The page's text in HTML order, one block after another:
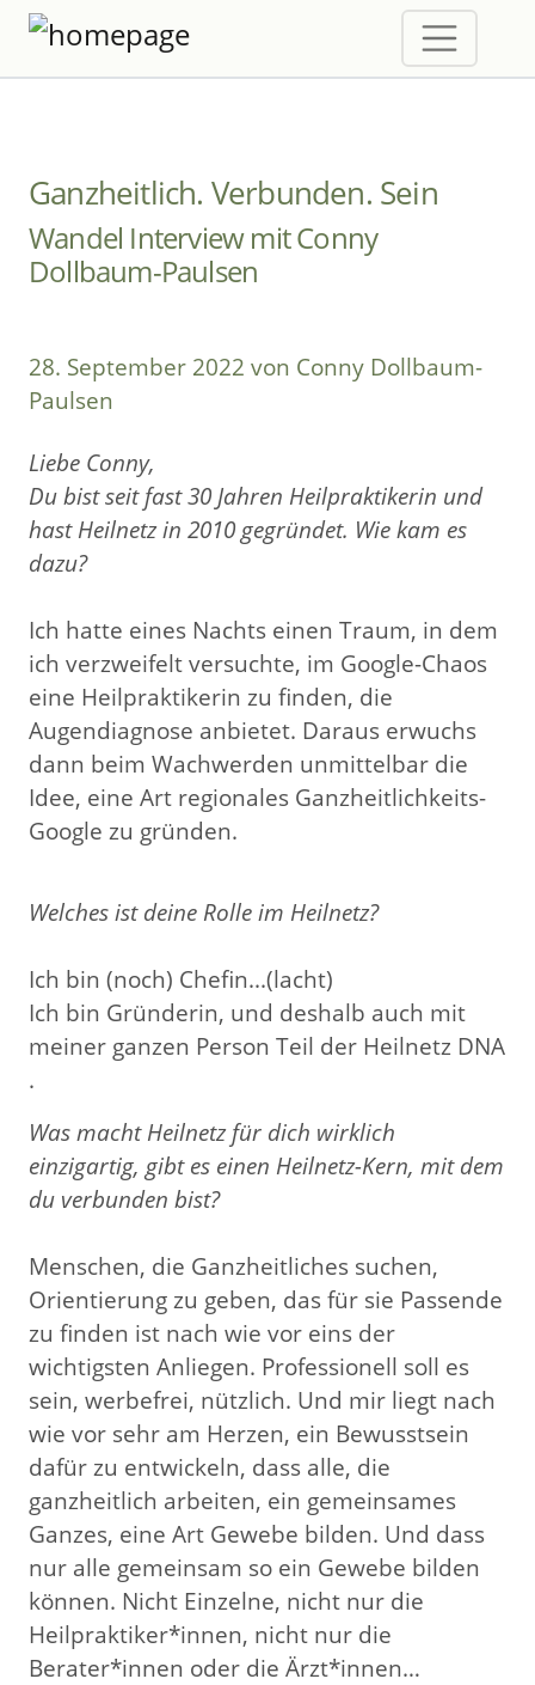
Ganzheitlich. Verbunden. Sein
Wandel Interview mit Conny
Dollbaum-Paulsen
28. September 2022 von Conny Dollbaum-
Paulsen
Liebe Conny,
Du bist seit fast 30 Jahren Heilpraktikerin und
hast Heilnetz in 2010 gegründet. Wie kam es
dazu?
Ich hatte eines Nachts einen Traum, in dem
ich verzweifelt versuchte, im Google-Chaos
eine Heilpraktikerin zu finden, die
Augendiagnose anbietet. Daraus erwuchs
dann beim Wachwerden unmittelbar die
Idee, eine Art regionales Ganzheitlichkeits-
Google zu gründen.
Welches ist deine Rolle im Heilnetz?
Ich bin (noch) Chefin...(lacht)
Ich bin Gründerin, und deshalb auch mit
meiner ganzen Person Teil der Heilnetz DNA
.
Was macht Heilnetz für dich wirklich
einzigartig, gibt es einen Heilnetz-Kern, mit dem
du verbunden bist?
Menschen, die Ganzheitliches suchen,
Orientierung zu geben, das für sie Passende
zu finden ist nach wie vor eins der
wichtigsten Anliegen. Professionell soll es
sein, werbefrei, nützlich. Und mir liegt nach
wie vor sehr am Herzen, ein Bewusstsein
dafür zu entwickeln, dass alle, die
ganzheitlich arbeiten, ein gemeinsames
Ganzes, eine Art Gewebe bilden. Und dass
nur alle gemeinsam so ein Gewebe bilden
können. Nicht Einzelne, nicht nur die
Heilpraktiker*innen, nicht nur die
Berater*innen oder die Ärzt*innen…